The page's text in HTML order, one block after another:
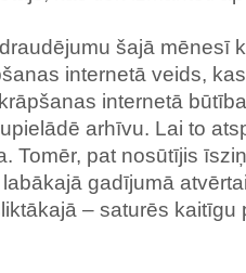
šajā mēnesī
internetā veids,
internetā
arhīvu. Lai to
Tomēr, pat nosūtījis
gadījumā
– saturēs kaitīgu